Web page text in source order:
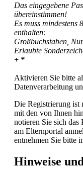
Das eingegebene
übereinstimmen!
Es muss mindestens
enthalten:
Großbuchstaben,
Erlaubte
+ *
Aktivieren Sie bitte
Datenverarbeitung
Die Registrierung ist
mit den von Ihnen
notieren Sie sich das
am Elternportal
entnehmen Sie bitte
Hinweise